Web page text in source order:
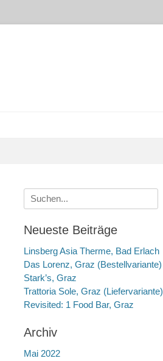
Suche
nach:
Neueste Beiträge
Linsberg Asia Therme, Bad Erlach
Das Lorenz, Graz (Bestellvariante)
Stark’s, Graz
Trattoria Sole, Graz (Liefervariante)
Revisited: 1 Food Bar, Graz
Archiv
Mai 2022